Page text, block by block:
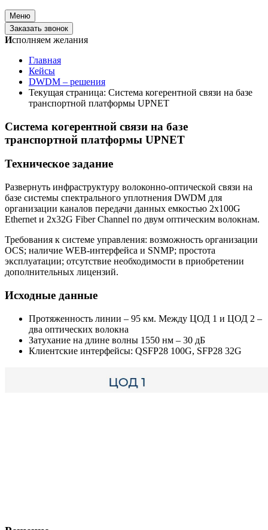
Меню
Заказать звонок
Исполняем желания
Главная
Кейсы
DWDM – решения
Текущая страница: Система когерентной связи на базе
транспортной платформы UPNET
Система когерентной связи на базе
транспортной платформы UPNET
Техническое задание
Развернуть инфраструктуру волоконно-оптической связи на
базе системы спектрального уплотнения DWDM для
организации каналов передачи данных емкостью 2х100G
Ethernet и 2x32G Fiber Channel по двум оптическим волокнам.
Требования к системе управления: возможность организации
OCS; наличие WEB-интерфейса и SNMP; простота
эксплуатации; отсутствие необходимости в приобретении
дополнительных лицензий.
Исходные данные
Протяженность линии – 95 км. Между ЦОД 1 и ЦОД 2 –
два оптических волокна
Затухание на длине волны 1550 нм – 30 дБ
Клиентские интерфейсы: QSFP28 100G, SFP28 32G